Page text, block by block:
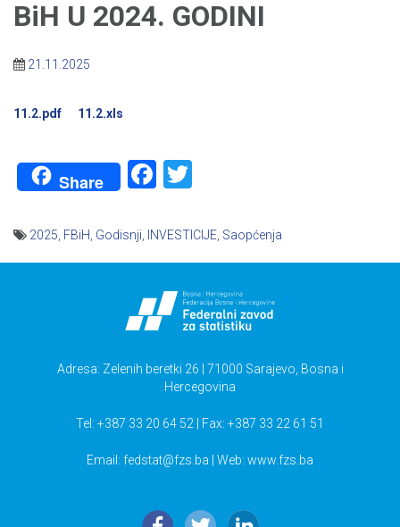
BiH U 2024. GODINI
21.11.2025
11.2.pdf 11.2.xls
Share Facebook
2025 FBiH Godisnji INVESTICIJE Saopćenja
Adresa: Zelenih beretki 26 | 71000 Sarajevo, Bosna i
Hercegovina
Tel: +387 33 20 64 52 | Fax: +387 33 22 61 51
Email: fedstat@fzs.ba | Web: www.fzs.ba